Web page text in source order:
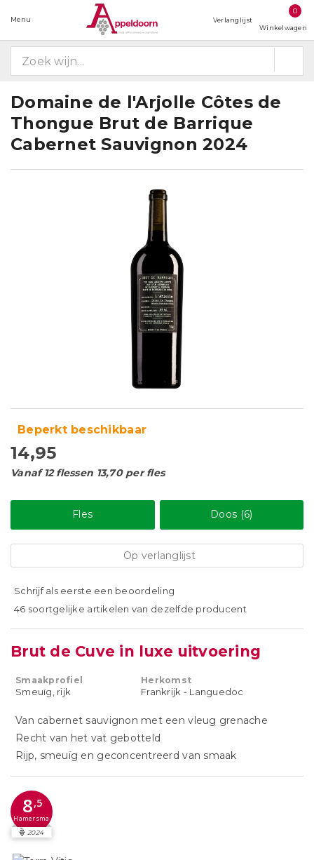
Menu Verlanglijst
0
Winkelwagen
Domaine de l'Arjolle Côtes de
Thongue Brut de Barrique
Cabernet Sauvignon 2024
Beperkt beschikbaar
14,95
Vanaf 12 flessen 13,70 per fles
Fles Doos (6)
Op verlanglijst
Schrijf als eerste een beoordeling
46 soortgelijke artikelen van dezelfde producent
Brut de Cuve in luxe uitvoering
Smaakprofiel
Smeuïg, rijk
Herkomst
Frankrijk - Languedoc
Van cabernet sauvignon met een vleug grenache
Recht van het vat gebotteld
Rijp, smeuïg en geconcentreerd van smaak
8,5
Hamersma
2024